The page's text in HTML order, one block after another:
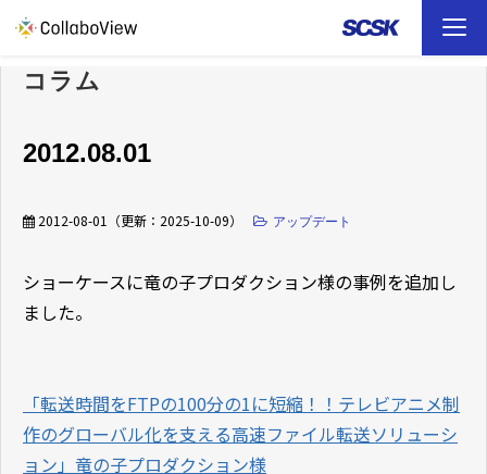
TOP
ソリューション
事例
お役立ち資料
ファイル転送 （FAQ）
コラム
2012.08.01
2012-08-01 （更新： 2025-10-09） アップデート
ショーケースに竜の子プロダクション様の事例を追加し
ました。
「転送時間をFTPの100分の1に短縮！！テレビアニメ制
作のグローバル化を支える高速ファイル転送ソリューシ
ョン」竜の子プロダクション様